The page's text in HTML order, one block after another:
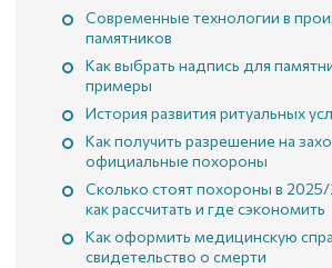
Современные технологии в
памятников
Как выбрать надпись для
примеры
История развития ритуальных
Как получить разрешение на
официальные похороны
Сколько стоят похороны в
как рассчитать и где сэкономить
Как оформить медицинскую
свидетельство о смерти